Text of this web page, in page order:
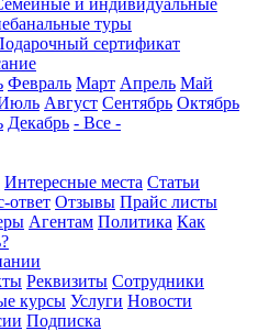
и индивидуальные
туры
сертификат
Февраль Март Апрель Май
Август Сентябрь Октябрь
Декабрь - Все -
Интересные места Статьи
ответ Отзывы Прайс листы
Агентам Политика Как
Реквизиты Сотрудники
курсы Услуги Новости
Подписка